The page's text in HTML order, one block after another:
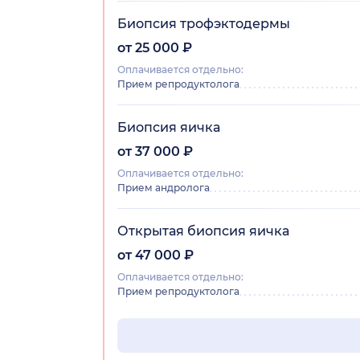
Биопсия трофэктодермы
от 25 000 ₽
Оплачивается отдельно:
Прием репродуктолога
Биопсия яичка
от 37 000 ₽
Оплачивается отдельно:
Прием андролога
Открытая биопсия яичка
от 47 000 ₽
Оплачивается отдельно:
Прием репродуктолога